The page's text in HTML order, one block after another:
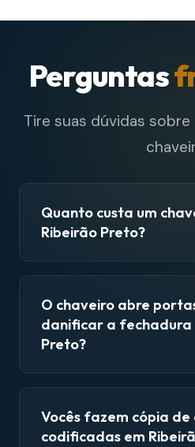
Perguntas
Tire suas dúvidas
Quanto custa um
Ribeirão Preto?
O chaveiro abre
danificar a fechadura
Preto?
Vocês fazem cópia de
codificadas em